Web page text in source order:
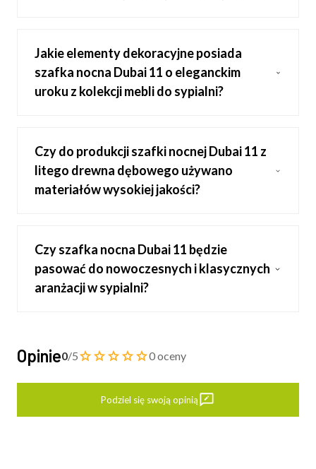
Jakie elementy dekoracyjne posiada
szafka nocna Dubai 11 o eleganckim
uroku z kolekcji mebli do sypialni?
Czy do produkcji szafki nocnej Dubai 11 z
litego drewna dębowego używano
materiałów wysokiej jakości?
Czy szafka nocna Dubai 11 będzie
pasować do nowoczesnych i klasycznych
aranżacji w sypialni?
Opinie0/5 0 oceny
Podziel się swoją opinią